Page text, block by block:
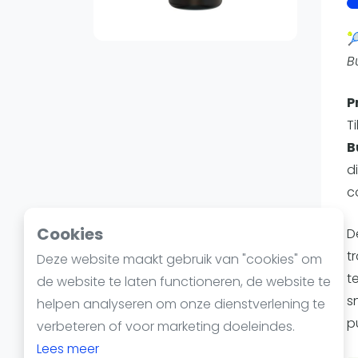
Cookies
Deze website maakt gebruik van "cookies" om
de website te laten functioneren, de website te
helpen analyseren om onze dienstverlening te
verbeteren of voor marketing doeleindes.
Lees meer
Reserveringssystemen